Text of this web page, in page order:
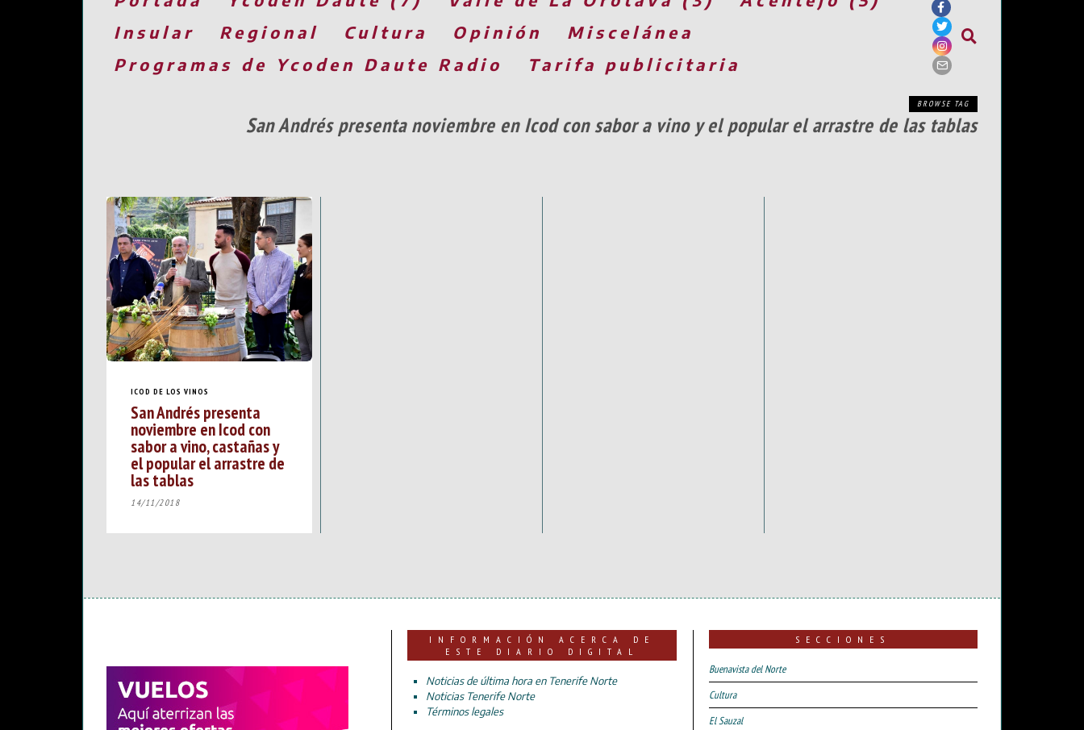
Insular
Regional Cultura Opinión
Miscelánea
Programas de Ycoden Daute Radio
Tarifa publicitaria
BROWSE TAG
San Andrés presenta noviembre en Icod con sabor a vino y el popular el arrastre de las tablas
ICOD DE LOS VINOS
San Andrés presenta
noviembre en Icod con
sabor a vino, castañas y
el popular el arrastre de
las tablas
14/11/2018
INFORMACIÓN ACERCA DE
ESTE DIARIO DIGITAL
Noticias de última hora en Tenerife Norte
Noticias Tenerife Norte
Términos legales
SECCIONES
Buenavista del Norte
Cultura
El Sauzal